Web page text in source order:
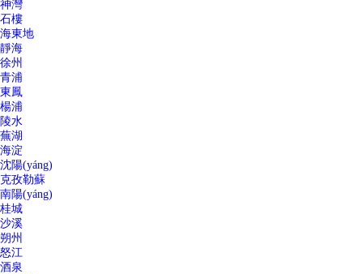
神灣
石樓
海東地
靜海
徐州
青浦
東鳳
楊浦
陵水
蕪湖
海淀
沈陽(yáng)
克孜勒蘇
南陽(yáng)
桂城
沙溪
朔州
怒江
酒泉